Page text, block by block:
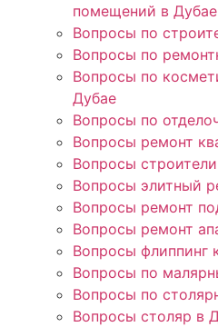
помещений в Дубае
Вопросы по
Вопросы по
Вопросы по
Дубае
Вопросы по
Вопросы ремонт
Вопросы
Вопросы элитный
Вопросы ремонт
Вопросы ремонт
Вопросы флиппинг
Вопросы по
Вопросы по
Вопросы столяр в